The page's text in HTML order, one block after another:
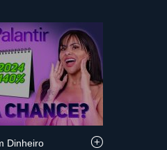
Dinheiro